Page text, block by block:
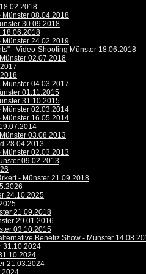
Münster 08.04.2018
30.09.2018
18.06.2018
24.02.2019
- Video-Shooting Münster 18.06.2018
02.07.2018
04.03.2017
01.11.2015
31.10.2015
Münster 02.03.2014
Münster 16.05.2014
03.08.2013
28.04.2013
02.03.2013
09.02.2013
- Münster 21.09.2018
24.10.2025
21.09.2018
29.01.2016
03.10.2015
Benefiz Show - Münster
31.10.2024
21.03.2024